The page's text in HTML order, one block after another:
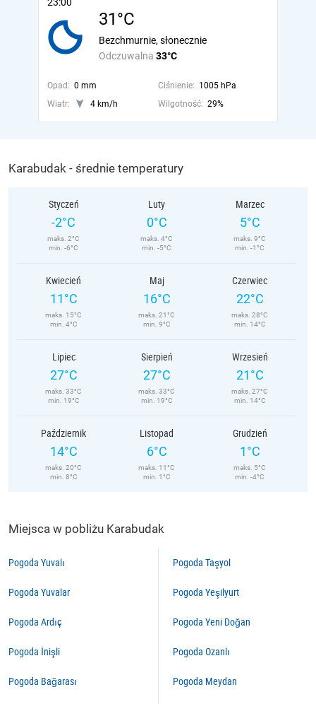
31°C
Odczuwalna 33°C
Bezchmurnie, słonecznie
Opad: 0 mm Ciśnienie: 1005 hPa
Wiatr:
4 km/h Wilgotność: 29%
Karabudak - średnie temperatury
Styczeń
-2°C
maks. 2°C
min. -6°C
Luty
0°C
maks. 4°C
min. -5°C
Marzec
5°C
maks. 9°C
min. -1°C
Kwiecień
11°C
maks. 15°C
min. 4°C
Maj
16°C
maks. 21°C
min. 9°C
Czerwiec
22°C
maks. 28°C
min. 14°C
Lipiec
27°C
maks. 33°C
min. 19°C
Sierpień
27°C
maks. 33°C
min. 19°C
Wrzesień
21°C
maks. 27°C
min. 14°C
Październik
14°C
maks. 20°C
min. 8°C
Listopad
6°C
maks. 11°C
min. 1°C
Grudzień
1°C
maks. 5°C
min. -4°C
Miejsca w pobliżu Karabudak
Pogoda Yuvalı
Pogoda Yuvalar
Pogoda Ardıç
Pogoda İnişli
Pogoda Bağarası
Pogoda Taşyol
Pogoda Yeşilyurt
Pogoda Yeni Doğan
Pogoda Ozanlı
Pogoda Meydan